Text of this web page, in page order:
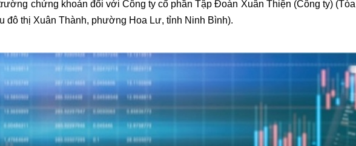
chứng khoán đối với Công ty cổ phần Tập Đoàn Xuân Thiện (Công ty) (Tòa
đô thị Xuân Thành, phường Hoa Lư, tỉnh Ninh Bình).